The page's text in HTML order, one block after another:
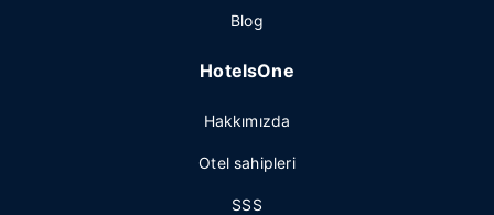
Blog
HotelsOne
Hakkımızda
Otel sahipleri
SSS